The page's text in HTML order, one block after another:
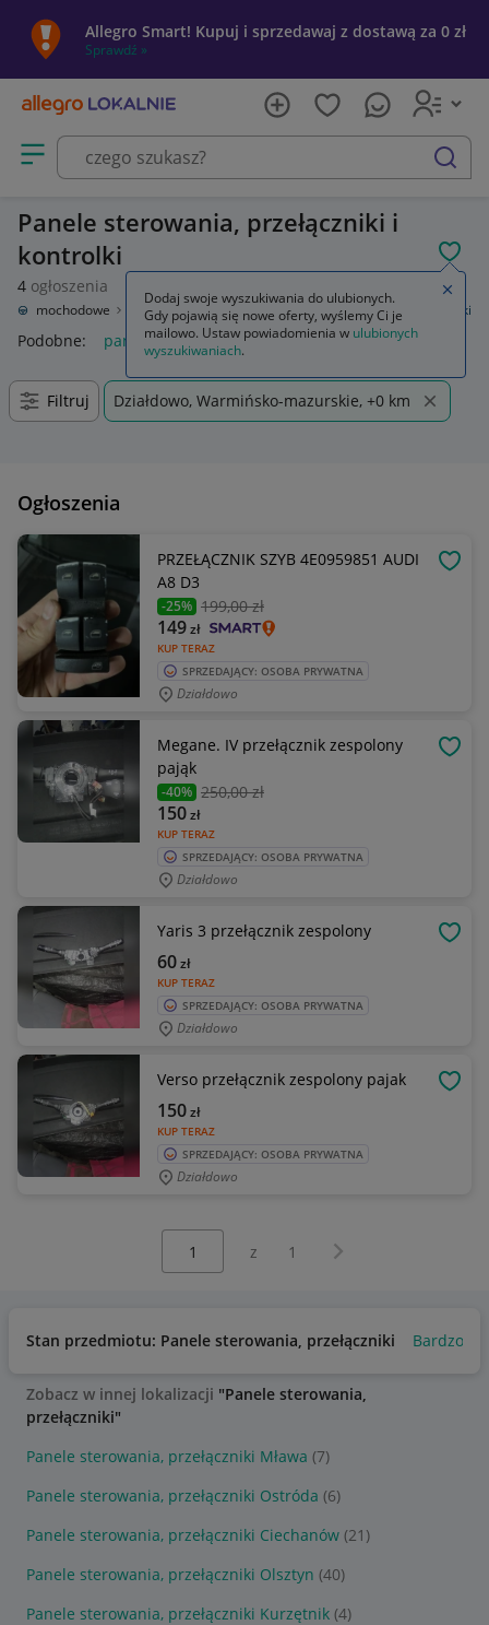
Allegro Smart! Kupuj i sprzedawaj z dostawą za 0 zł
Sprawdź »
Otwórz menu z kategoriami
szukaj
Panele sterowania, przełączniki i
kontrolki
4 ogłoszenia
samochodowe Wyposażenie wnętrza Panele sterowania, przełączniki
Podobne: panele sterowania przełączniki
Filtruj Działdowo, Warmińsko-mazurskie, +0 km
Ogłoszenia
PRZEŁĄCZNIK SZYB 4E0959851 AUDI
A8 D3
-25% 199,00 zł
KUP TERAZ
149zł
SPRZEDAJĄCY: OSOBA PRYWATNA
Działdowo
Megane. IV przełącznik zespolony
pająk
-40% 250,00 zł
KUP TERAZ
150zł
SPRZEDAJĄCY: OSOBA PRYWATNA
Działdowo
Yaris 3 przełącznik zespolony
KUP TERAZ
60zł
SPRZEDAJĄCY: OSOBA PRYWATNA
Działdowo
Verso przełącznik zespolony pajak
KUP TERAZ
150zł
SPRZEDAJĄCY: OSOBA PRYWATNA
Działdowo
z 1 Następna strona
Stan przedmiotu: Panele sterowania, przełączniki Bardzo
Zobacz w innej lokalizacji "Panele sterowania,
przełączniki"
Panele sterowania, przełączniki Mława (7)
Panele sterowania, przełączniki Ostróda (6)
Panele sterowania, przełączniki Ciechanów (21)
Panele sterowania, przełączniki Olsztyn (40)
Panele sterowania, przełączniki Kurzętnik (4)
Dodaj swoje wyszukiwania do ulubionych.
Gdy pojawią się nowe oferty, wyślemy Ci je
mailowo. Ustaw powiadomienia w ulubionych
wyszukiwaniach.